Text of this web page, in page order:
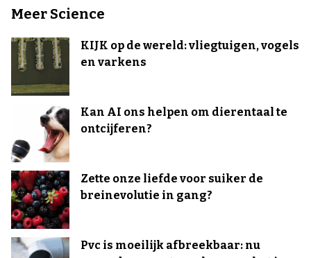
Meer Science
KIJK op de wereld: vliegtuigen, vogels
en varkens
Kan AI ons helpen om dierentaal te
ontcijferen?
Zette onze liefde voor suiker de
breinevolutie in gang?
Pvc is moeilijk afbreekbaar: nu